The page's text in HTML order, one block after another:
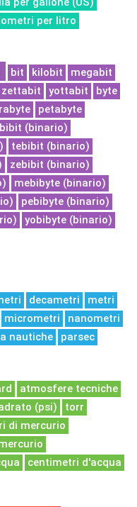
per litro
bit kilobit
megabit
zettabit yottabit
byte
petabyte
(binario)
tebibit (binario)
zebibit (binario)
mebibyte (binario)
pebibyte (binario)
yobibyte (binario)
decametri
metri
micrometri
nanometri
nautiche
parsec
atmosfere tecniche
(psi)
torr
di mercurio
centimetri d'acqua